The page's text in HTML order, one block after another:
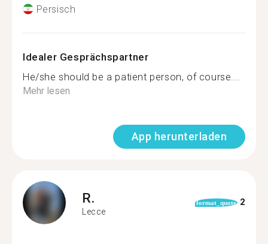
Persisch
Idealer Gesprächspartner
He/she should be a patient person, of course...
Mehr lesen
App herunterladen
R.
Lecce
format_quote 2